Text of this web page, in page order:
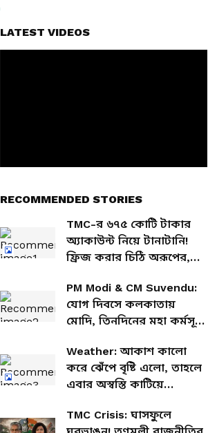
LATEST VIDEOS
RECOMMENDED STORIES
TMC-র ৬৭৫ কোটি টাকার
অ্যাকাউন্ট নিয়ে টানাটানি!
ফ্রিজ করার চিঠি অরূপের,
PM Modi & CM Suvendu:
যোগ দিবসে কলকাতায়
মোদি, তিনদিনের মহা কর্মসূচি
Weather: আকাশ কালো
করে ঝেঁপে বৃষ্টি এলো, তাহলে
এবার অস্বস্তি কাটিয়ে
TMC Crisis: ঘাসফুলে